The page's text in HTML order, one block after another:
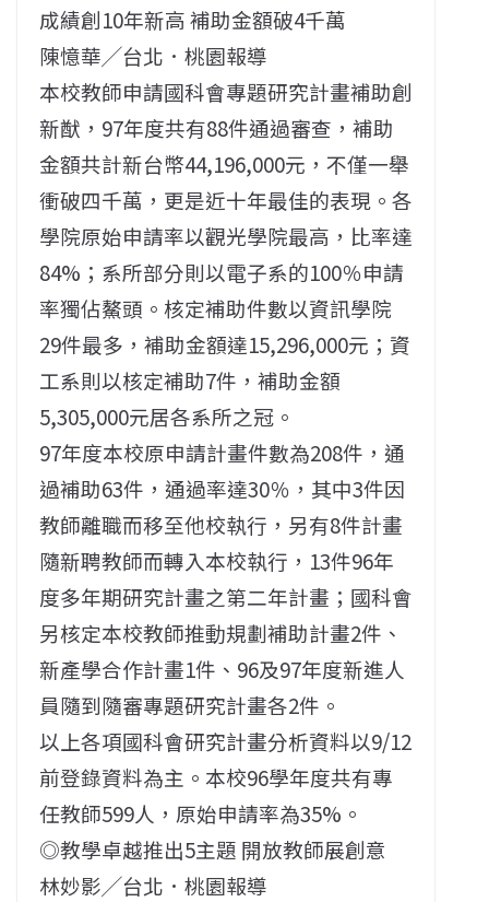
成績創10年新高 補助金額破4千萬
陳憶華╱台北．桃園報導
本校教師申請國科會專題研究計畫補助創
新猷，97年度共有88件通過審查，補助
金額共計新台幣44,196,000元，不僅一舉
衝破四千萬，更是近十年最佳的表現。各
學院原始申請率以觀光學院最高，比率達
84%；系所部分則以電子系的100％申請
率獨佔鰲頭。核定補助件數以資訊學院
29件最多，補助金額達15,296,000元；資
工系則以核定補助7件，補助金額
5,305,000元居各系所之冠。
97年度本校原申請計畫件數為208件，通
過補助63件，通過率達30％，其中3件因
教師離職而移至他校執行，另有8件計畫
隨新聘教師而轉入本校執行，13件96年
度多年期研究計畫之第二年計畫；國科會
另核定本校教師推動規劃補助計畫2件、
新產學合作計畫1件、96及97年度新進人
員隨到隨審專題研究計畫各2件。
以上各項國科會研究計畫分析資料以9/12
前登錄資料為主。本校96學年度共有專
任教師599人，原始申請率為35%。
◎教學卓越推出5主題 開放教師展創意
林妙影╱台北．桃園報導